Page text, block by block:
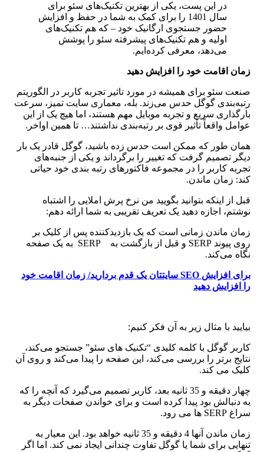
در این پست، یکی از بهترین تکنیک‌های سئو برای
سال 1401 را برای کمک به شما در حفظ و افزایش
حضور جستجوی ارگانیک خود – که هم تکنیک‌های
اولیه و هم تکنیک‌های پیشرفته سئو را پوشش
می‌دهد، معرفی کرده‌ایم.
زمان اقامت خود را افزایش دهید
صنعت سئو برای همیشه در مورد تاثیر تجربه کاربر در الگوریتم
رتبه‌بندی گوگل حدس می‌زند. بله، معماری سایت تمیز، سرعت
بارگذاری سریع و تجربه موبایل مهم هستند، اما هیچ یک از این
عوامل واقعاً تأثیر قوی بر رتبه‌بندی نداشتند… تا همین اواخر.
همان طور که ممکن است حدس زده باشید، گوگل قادر یک بار
دیگر تصمیم گرفت که تغییر را برگرداند و یکی از جنبه‌های
تجربه کاربر را در مجموعه فاکتورهای رتبه بندی خود حیاتی
کند: زمان ماندن.
قبل از اینکه بتوانید بگویید من نرخ پرش املایی را اشتباه
نوشتم، اجازه دهید یک تعریف تقریبی به شما ارائه دهم:
زمان ماندن زمانی است که یک بازدیدکننده پس از کلیک بر
روی پیوند SERP و قبل از بازگشت به SERP به یک صفحه
نگاه می‌کند.
برای افزایش
سایتتان یک قدم بردارید/ زمان اقامت خود
را افزایش دهید
بیایید با مثال زیر به آن فکر کنیم:
کاربر گوگل با کلمه کلیدی “تکنیک های سئو” جستجو می‌کند،
نتایج برتر را بررسی می‌کند، این صفحه را پیدا می‌کند و روی آن
کلیک می کند.
چهار دقیقه و 35 ثانیه بعد، کاربر تصمیم می‌گیرد که آنچه را که
به دنبالش بود پیدا کرده است و برای خواندن صفحات دیگر به
سراغ SERP ها می رود.
زمان ماندن آنها 4 دقیقه و 35 ثانیه خواهد بود. این معیار به
تنهایی برای شما یا گوگل تفاوت چندانی ایجاد نمی کند. اما اگر